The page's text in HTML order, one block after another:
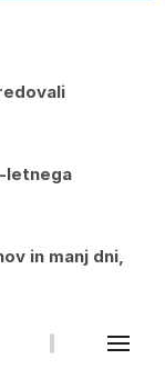
letnega
in manj dni,
blokade pri